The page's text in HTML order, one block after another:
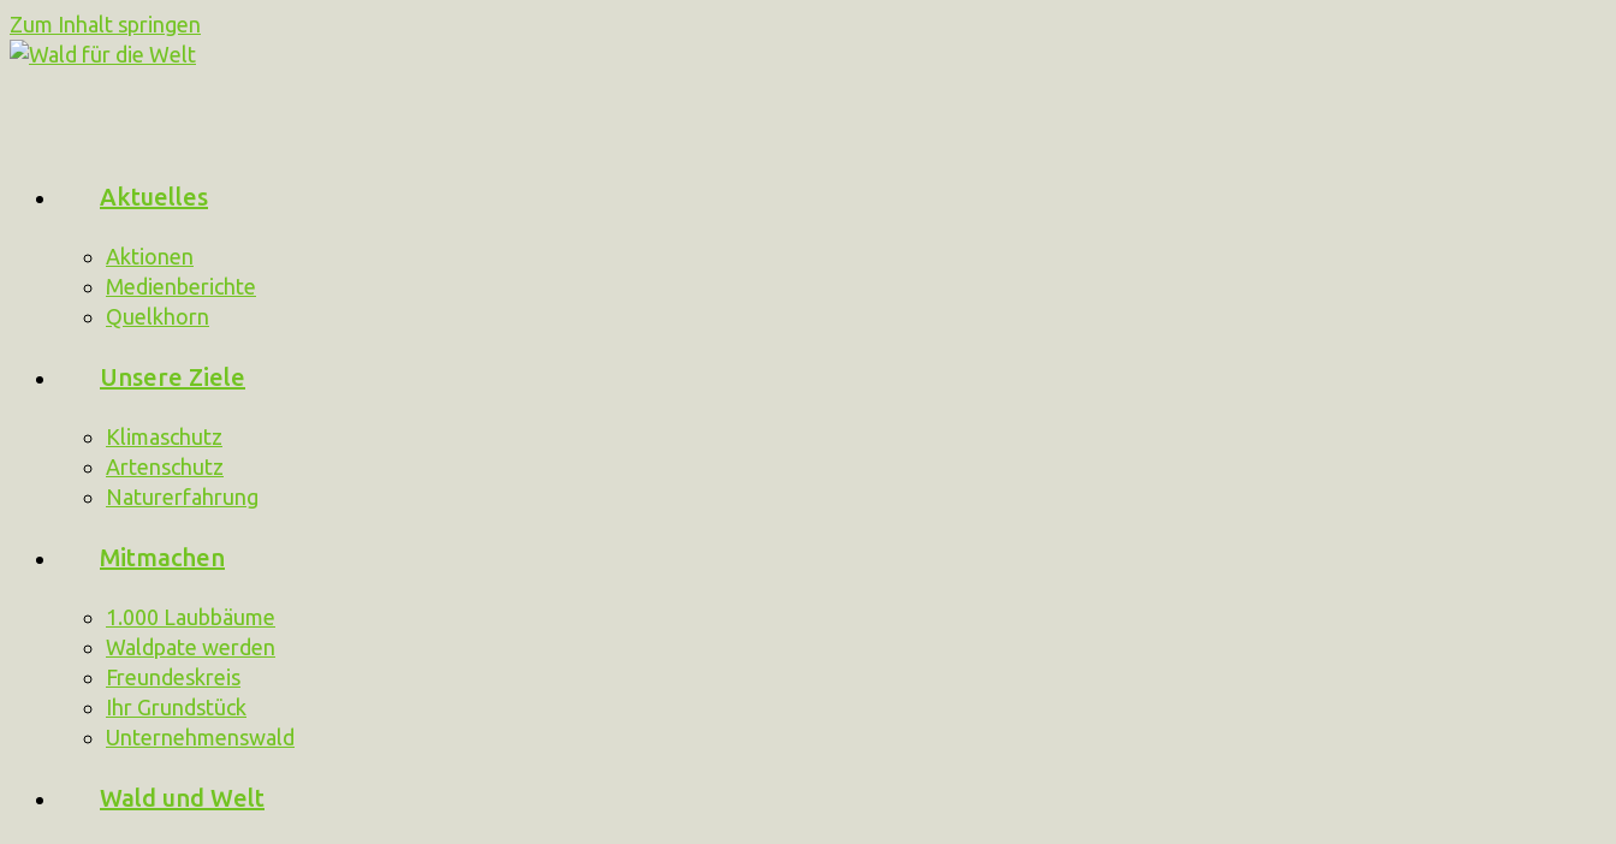
Zum Inhalt springen
Aktuelles
Aktionen
Medienberichte
Quelkhorn
Unsere Ziele
Klimaschutz
Artenschutz
Naturerfahrung
Mitmachen
1.000 Laubbäume
Waldpate werden
Freundeskreis
Ihr Grundstück
Unternehmenswald
Wald und Welt